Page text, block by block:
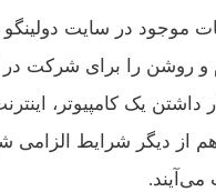
موجود در سایت
روشن را برای شرکت در
یک کامپیوتر،
از دیگر شرایط الزامی